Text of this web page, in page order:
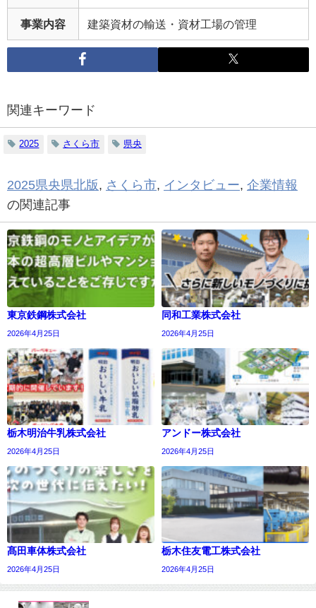
事業内容 建築資材の輸送・資材工場の管理
関連キーワード
2025 さくら市 県央
2025県央県北版, さくら市, インタビュー, 企業情報
の関連記事
東京鉄鋼株式会社
2026年4月25日
同和工業株式会社
2026年4月25日
栃木明治牛乳株式会社
2026年4月25日
アンドー株式会社
2026年4月25日
髙田車体株式会社
2026年4月25日
栃木住友電工株式会社
2026年4月25日